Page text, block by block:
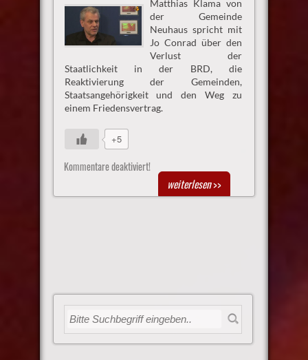
Matthias Klama von
der Gemeinde
Neuhaus spricht mit
Jo Conrad über den
Verlust der
Staatlichkeit in der BRD, die
Reaktivierung der Gemeinden,
Staatsangehörigkeit und den Weg zu
einem Friedensvertrag.
+5
Kommentare deaktiviert!
weiterlesen>>